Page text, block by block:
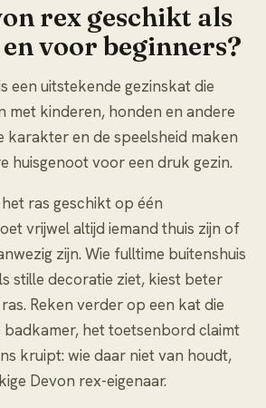
rex geschikt als
voor beginners?
een uitstekende gezinskat die
met kinderen, honden en andere
karakter en de speelsheid maken
huisgenoot voor een druk gezin.
ras geschikt op één
vrijwel altijd iemand thuis zijn of
zijn. Wie fulltime buitenshuis
stille decoratie ziet, kiest beter
Reken verder op een kat die
badkamer, het toetsenbord claimt
kruipt: wie daar niet van houdt,
Devon rex-eigenaar.